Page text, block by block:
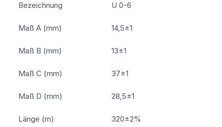
Bezeichnung U 0-6
Maß A (mm) 14,5±1
Maß B (mm) 13±1
Maß C (mm) 37±1
Maß D (mm) 28,5±1
Länge (m) 320±2%